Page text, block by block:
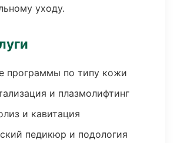
уходу.
программы по типу кожи
и плазмолифтинг
и кавитация
педикюр и подология